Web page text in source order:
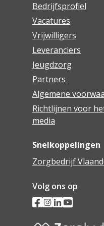
Bedrijfsprofiel
Vacatures
Vrijwilligers
Leveranciers
Jeugdzorg
Partners
Algemene
Richtlijnen voor
media
Snelkoppelingen
Zorgbedrijf
Volg ons op